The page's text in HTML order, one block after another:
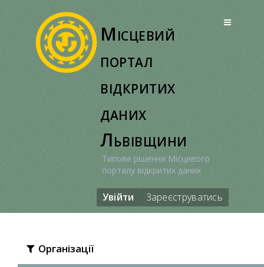
Місцевий
портал
відкритих
даних
Львівщини
Типове рішення Місцевого
порталу відкритих даних
Увійти Зареєструватись
Організації